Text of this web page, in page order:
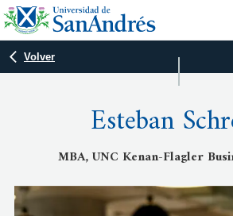
Volver
Esteban
MBA, UNC Kenan-Flagler